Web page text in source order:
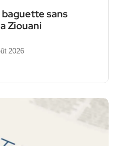
baguette sans
Ziouani
2026